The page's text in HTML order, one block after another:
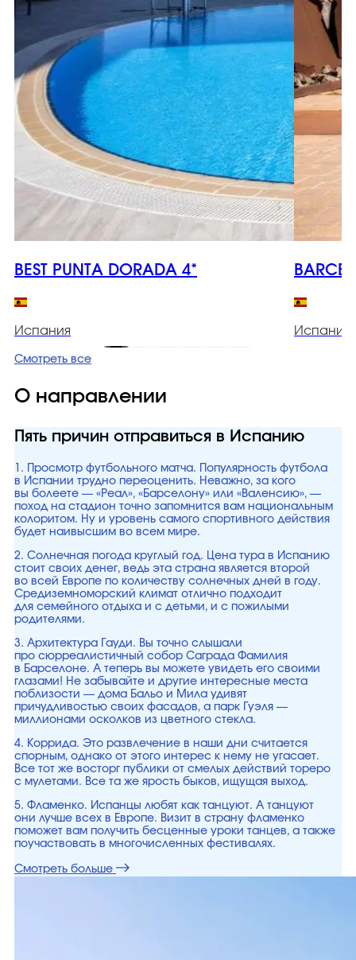
BEST PUNTA DORADA 4*
Испания Испания
Смотреть все
О направлении
Пять причин отправиться в Испанию
1. Просмотр футбольного матча. Популярность футбола
в Испании трудно переоценить. Неважно, за кого
вы болеете — «Реал», «Барселону» или «Валенсию», —
поход на стадион точно запомнится вам национальным
колоритом. Ну и уровень самого спортивного действия
будет наивысшим во всем мире.
2. Солнечная погода круглый год. Цена тура в Испанию
стоит своих денег, ведь эта страна является второй
во всей Европе по количеству солнечных дней в году.
Средиземноморский климат отлично подходит
для семейного отдыха и с детьми, и с пожилыми
родителями.
3. Архитектура Гауди. Вы точно слышали
про сюрреалистичный собор Саграда Фамилия
в Барселоне. А теперь вы можете увидеть его своими
глазами! Не забывайте и другие интересные места
поблизости — дома Бальо и Мила удивят
причудливостью своих фасадов, а парк Гуэля —
миллионами осколков из цветного стекла.
4. Коррида. Это развлечение в наши дни считается
спорным, однако от этого интерес к нему не угасает.
Все тот же восторг публики от смелых действий тореро
с мулетами. Все та же ярость быков, ищущая выход.
5. Фламенко. Испанцы любят как танцуют. А танцуют
они лучше всех в Европе. Визит в страну фламенко
поможет вам получить бесценные уроки танцев, а также
поучаствовать в многочисленных фестивалях.
Смотреть больше